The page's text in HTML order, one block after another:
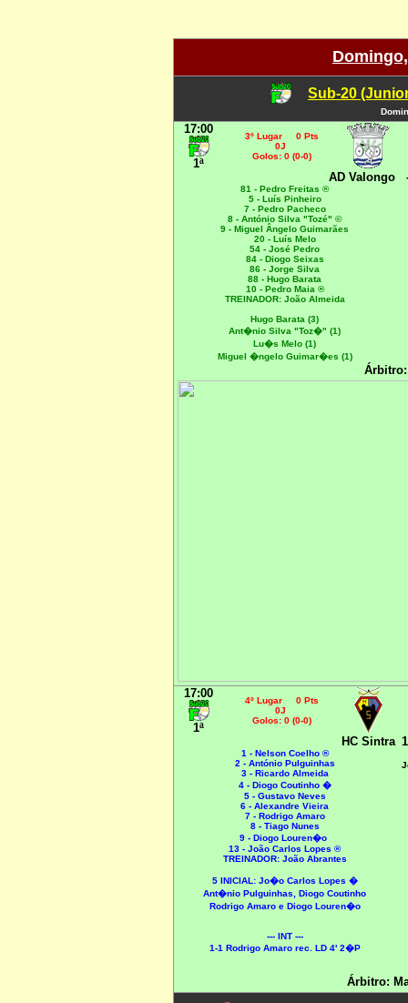
Sub-20
17:00
1ª
3º Lugar 0 Pts
0J
Golos: 0 (0-0)
AD Valongo
81 - Pedro Freitas ®
5 - Luís Pinheiro
7 - Pedro Pacheco
8 - António Silva "Tozé" ©
9 - Miguel Ângelo Guimarães
20 - Luís Melo
54 - José Pedro
84 - Diogo Seixas
86 - Jorge Silva
88 - Hugo Barata
10 - Pedro Maia ®
TREINADOR: João Almeida
Hugo Barata (3)
Ant�nio Silva "Toz�" (1)
Lu�s Melo (1)
Miguel �ngelo Guimar�es (1)
17:00
1ª
4º Lugar 0 Pts
0J
Golos: 0 (0-0)
HC Sintra
1 - Nelson Coelho ®
2 - António Pulguinhas
3 - Ricardo Almeida
4 - Diogo Coutinho �
5 - Gustavo Neves
6 - Alexandre Vieira
7 - Rodrigo Amaro
8 - Tiago Nunes
9 - Diogo Louren�o
13 - João Carlos Lopes ®
TREINADOR: João Abrantes
5 INICIAL: Jo�o Carlos Lopes �
Ant�nio Pulguinhas, Diogo Coutinho
Rodrigo Amaro e Diogo Louren�o
--- INT ---
1-1 Rodrigo Amaro rec. LD 4' 2�P
Árbitro: